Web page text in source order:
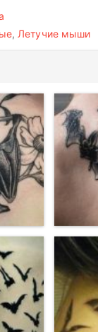
, Летучие мыши